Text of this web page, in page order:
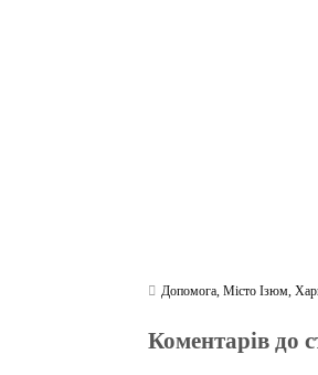
Допомога,Місто Ізюм,
Коментарів до